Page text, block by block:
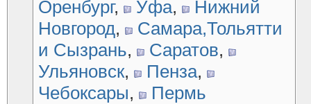
Оренбург, Уфа,
Нижний
Новгород,
Самара,Тольятти
и Сызрань, Саратов,
Ульяновск, Пенза,
Чебоксары, Пермь